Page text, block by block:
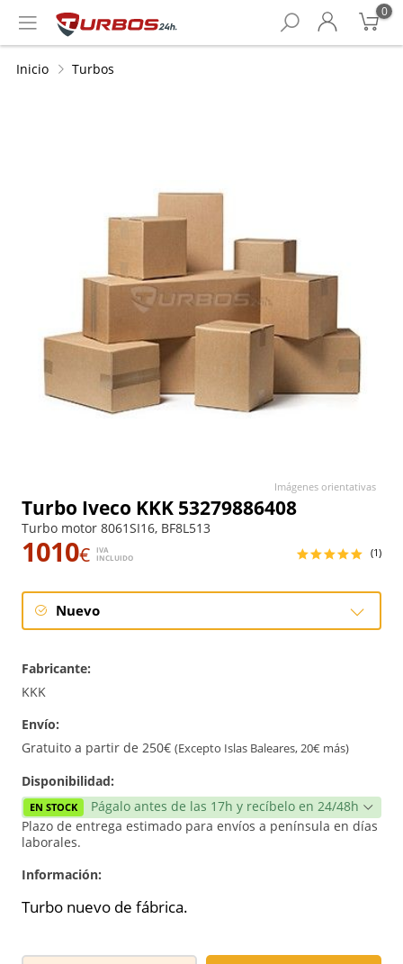
0
Inicio Turbos
Turbo Iveco KKK 53279886408
Turbo motor 8061SI16, BF8L513
1010€
IVA
INCLUIDO
(1)
Nuevo
Fabricante:
KKK
Envío:
Gratuito a partir de 250€ (Excepto Islas Baleares, 20€ más)
Disponibilidad:
EN STOCK
Págalo antes de las 17h y recíbelo en 24/48h
Plazo de entrega estimado para envíos a península en días
laborales.
Información:
Turbo nuevo de fábrica.
Imágenes orientativas